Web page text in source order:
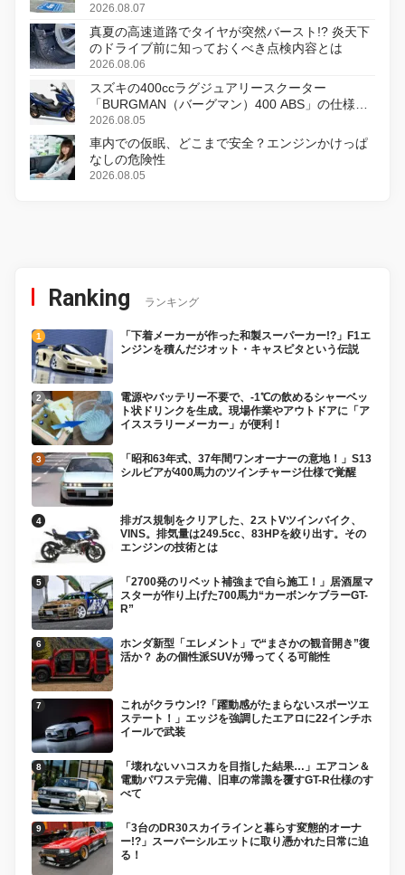
2026.08.07
真夏の高速道路でタイヤが突然バースト!? 炎天下
のドライブ前に知っておくべき点検内容とは
2026.08.06
スズキの400ccラグジュアリースクーター
「BURGMAN（バーグマン）400 ABS」の仕様を
変更し、8月18日に発売
2026.08.05
車内での仮眠、どこまで安全？エンジンかけっぱ
なしの危険性
2026.08.05
Ranking ランキング
「下着メーカーが作った和製スーパーカー!?」F1エ
ンジンを積んだジオット・キャスピタという伝説
電源やバッテリー不要で、-1℃の飲めるシャーベッ
ト状ドリンクを生成。現場作業やアウトドアに「ア
イススラリーメーカー」が便利！
「昭和63年式、37年間ワンオーナーの意地！」S13
シルビアが400馬力のツインチャージ仕様で覚醒
排ガス規制をクリアした、2ストVツインバイク、
VINS。排気量は249.5cc、83HPを絞り出す。その
エンジンの技術とは
「2700発のリベット補強まで自ら施工！」居酒屋マ
スターが作り上げた700馬力“カーボンケブラーGT-
R”
ホンダ新型「エレメント」で“まさかの観音開き”復
活か？ あの個性派SUVが帰ってくる可能性
これがクラウン!?「躍動感がたまらないスポーツエ
ステート！」エッジを強調したエアロに22インチホ
イールで武装
「壊れないハコスカを目指した結果…」エアコン＆
電動パワステ完備、旧車の常識を覆すGT-R仕様のす
べて
「3台のDR30スカイラインと暮らす変態的オーナ
ー!?」スーパーシルエットに取り憑かれた日常に迫
る！